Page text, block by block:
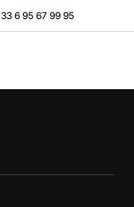
33 6 95 67 99 95